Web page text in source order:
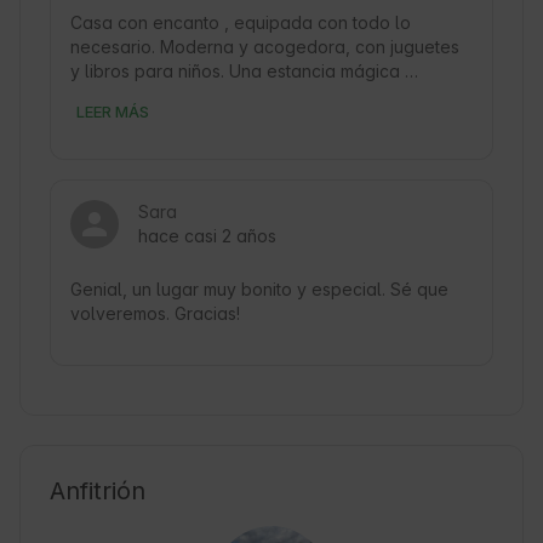
Casa con encanto , equipada con todo lo
necesario. Moderna y acogedora, con juguetes
y libros para niños. Una estancia mágica
LEER MÁS
Sara
hace casi 2 años
Genial, un lugar muy bonito y especial. Sé que
volveremos. Gracias!
Anfitrión